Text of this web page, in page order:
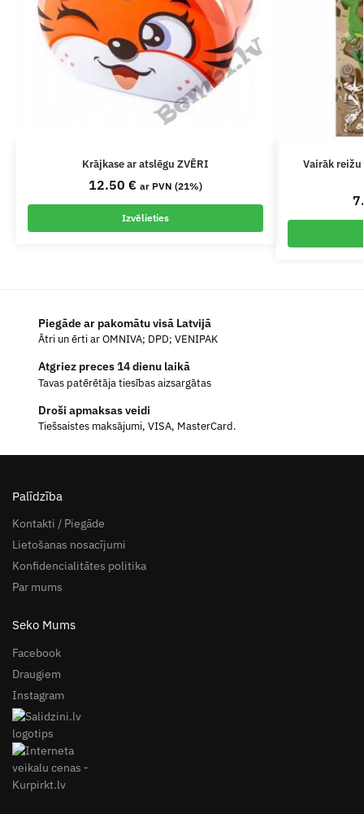
Krājkase ar atslēgu ZVĒRI
12.50 € ar PVN (21%)
Izvēlieties
Vairāk
Piegāde ar pakomātu visā Latvijā
Ātri un ērti ar OMNIVA; DPD; VENIPAK
Atgriez preces 14 dienu laikā
Tavas patērētāja tiesības aizsargātas
Droši apmaksas veidi
Tiešsaistes maksājumi, VISA, MasterCard.
Palīdzība
Kontakti / Piegāde
Lietošanas nosacījumi
Konfidencialitātes politika
Par mums
Seko Mums
Facebook
Draugiem
Instagram